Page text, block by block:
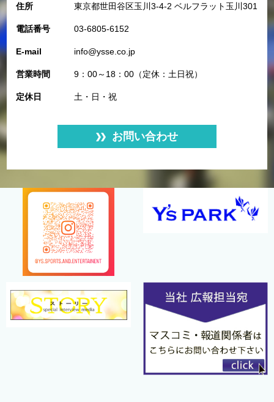
住所 東京都世田谷区玉川3-4-2 ベルフラット玉川301
電話番号 03-6805-6152
E-mail info@ysse.co.jp
営業時間 9：00～18：00（定休：土日祝）
定休日 土・日・祝
お問い合わせ